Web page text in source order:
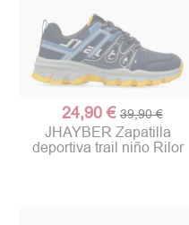
24,90 € 39,90 €
JHAYBER Zapatilla
deportiva trail niño Rilor